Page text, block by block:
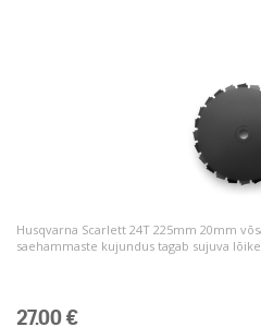
Husqvarna Scarlett 24T 225mm 20mm
saehammaste kujundus tagab sujuva
27.00 €